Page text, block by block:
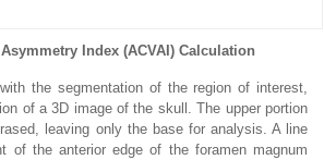
Index (ACVAI) Calculation
the segmentation of the region of interest,
of a 3D image of the skull. The upper portion
leaving only the base for analysis. A line
of the anterior edge of the foramen magnum